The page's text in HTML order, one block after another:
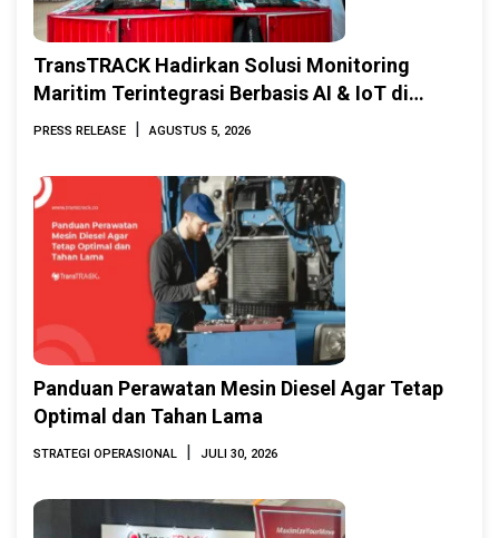
TransTRACK Hadirkan Solusi Monitoring
Maritim Terintegrasi Berbasis AI & IoT di
Indonesia Marine & Offshore Expo (IMOX)
PRESS RELEASE | AGUSTUS 5, 2026
Panduan Perawatan Mesin Diesel Agar Tetap
Optimal dan Tahan Lama
STRATEGI OPERASIONAL | JULI 30, 2026